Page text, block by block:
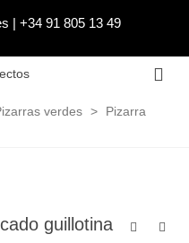
| +34 91 805 13 49
verdes >
Pizarra
guillotina